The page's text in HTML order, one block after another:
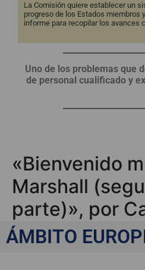
La Comisión quiere establecer un
progreso de los Estados miembros
informe para recopilar los avances
Uno de los problemas que
de personal cualificado y
«Bienvenido
Marshall
parte)», por
García-
ÁMBITO